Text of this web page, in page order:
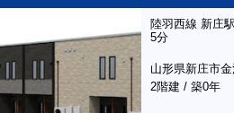
陸羽西線 新庄
5分
山形県新庄市
2階建 / 築0年